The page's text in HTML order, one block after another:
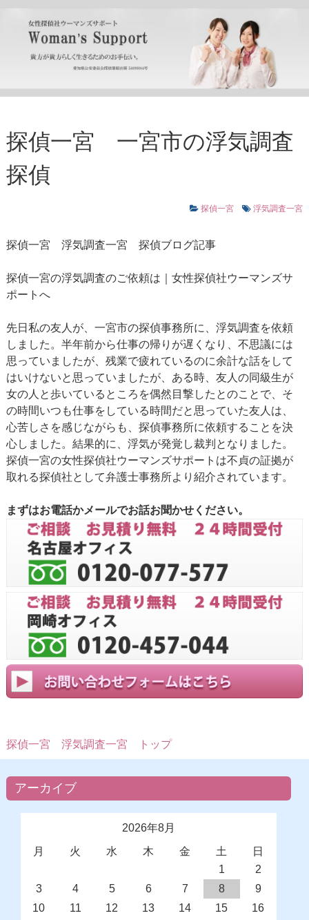
探偵一宮 一宮市の浮気調査
探偵
探偵一宮 浮気調査一宮
探偵一宮 浮気調査一宮 探偵ブログ記事
探偵一宮の浮気調査のご依頼は｜女性探偵社ウーマンズサ
ポートへ
先日私の友人が、一宮市の探偵事務所に、浮気調査を依頼
しました。半年前から仕事の帰りが遅くなり、不思議には
思っていましたが、残業で疲れているのに余計な話をして
はいけないと思っていましたが、ある時、友人の同級生が
女の人と歩いているところを偶然目撃したとのことで、そ
の時間いつも仕事をしている時間だと思っていた友人は、
心苦しさを感じながらも、探偵事務所に依頼することを決
心しました。結果的に、浮気が発覚し裁判となりました。
探偵一宮の女性探偵社ウーマンズサポートは不貞の証拠が
取れる探偵社として弁護士事務所より紹介されています。
まずはお電話かメールでお話お聞かせください。
探偵一宮 浮気調査一宮 トップ
アーカイブ
2026年8月
月
火 水 木 金 土
日
1
2
3
4 5 6 7 8
9
10
11 12 13 14 15
16